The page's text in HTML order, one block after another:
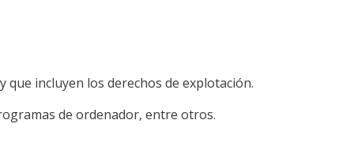
incluyen los derechos de explotación.
de ordenador, entre otros.